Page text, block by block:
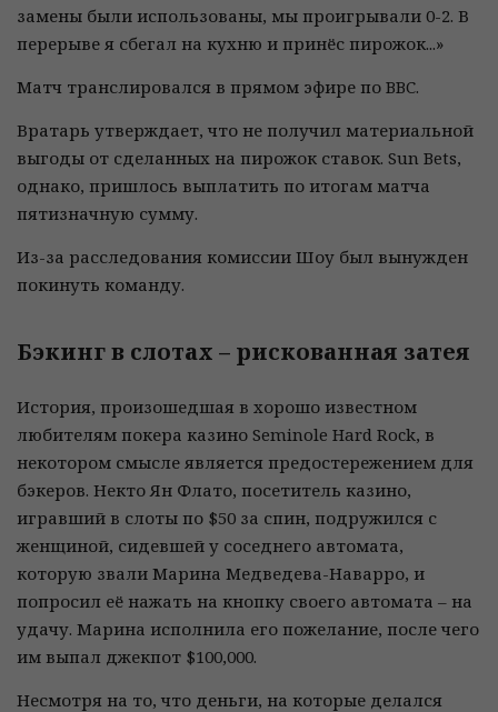
замены были использованы, мы проигрывали 0-2. В
перерыве я сбегал на кухню и принёс пирожок...»
Матч транслировался в прямом эфире по BBC.
Вратарь утверждает, что не получил материальной
выгоды от сделанных на пирожок ставок. Sun Bets,
однако, пришлось выплатить по итогам матча
пятизначную сумму.
Из-за расследования комиссии Шоу был вынужден
покинуть команду.
Бэкинг в слотах – рискованная затея
История, произошедшая в хорошо известном
любителям покера казино Seminole Hard Rock, в
некотором смысле является предостережением для
бэкеров. Некто Ян Флато, посетитель казино,
игравший в слоты по $50 за спин, подружился с
женщиной, сидевшей у соседнего автомата,
которую звали Марина Медведева-Наварро, и
попросил её нажать на кнопку своего автомата – на
удачу. Марина исполнила его пожелание, после чего
им выпал джекпот $100,000.
Несмотря на то, что деньги, на которые делался